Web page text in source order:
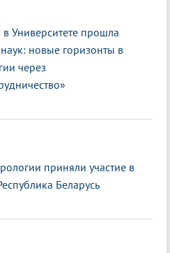
Университете прошла
новые горизонты в
через
приняли участие в
Беларусь